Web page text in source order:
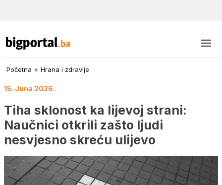
Početna » Hrana i zdravlje
15. Juna 2026.
Tiha sklonost ka lijevoj strani:
Naučnici otkrili zašto ljudi
nesvjesno skreću ulijevo